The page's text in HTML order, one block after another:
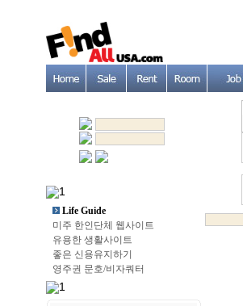
Life Guide
미주 한인단체 웹사이트
유용한 생활사이트
좋은 신용유지하기
영주권 문호/비자쿼터